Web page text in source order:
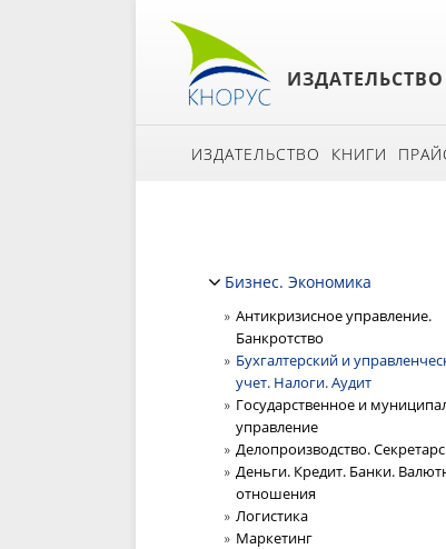
ИЗДАТЕЛЬСТВО КНИГИ
Бизнес. Экономика
Антикризисное управление.
Банкротство
Бухгалтерский и
учет. Налоги. Аудит
Государственное и
управление
Делопроизводство.
Деньги. Кредит. Банки.
отношения
Логистика
Маркетинг